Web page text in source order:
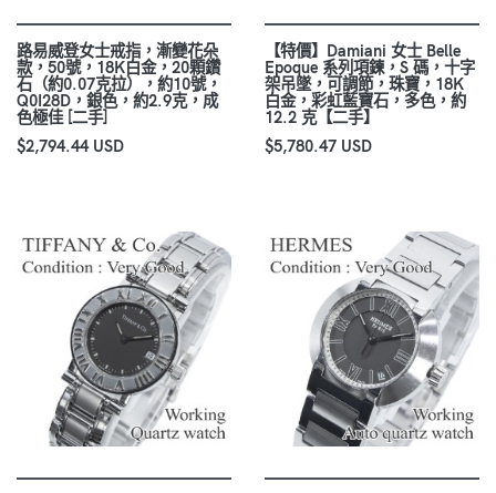
路易威登女士戒指，漸變花朵
款，50號，18K白金，20顆鑽
石（約0.07克拉），約10號，
Q0I28D，銀色，約2.9克，成
色極佳 [二手]
$2,794.44 USD
【特價】Damiani 女士 Belle
Epoque 系列項鍊，S 碼，十字
架吊墜，可調節，珠寶，18K
白金，彩虹藍寶石，多色，約
12.2 克【二手】
$5,780.47 USD